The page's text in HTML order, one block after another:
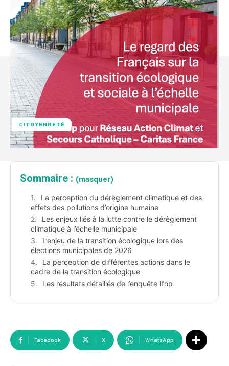
CITOYENNETÉ
Sommaire : (masquer)
La perception du dérèglement climatique et des
effets des pollutions d’origine humaine
Les enjeux liés à la lutte contre le dérèglement
climatique à l’échelle municipale
L’enjeu de la transition écologique lors des
élections municipales de 2026
La perception de différentes actions dans le
cadre de la transition écologique
Les résultats détaillés de l’enquête Ifop
Facebook X WhatsApp